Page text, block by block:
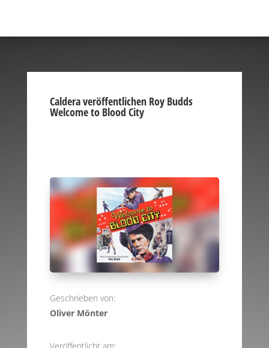
Caldera veröffentlichen Roy Budds
Welcome to Blood City
Geschrieben von:
Oliver Mönter